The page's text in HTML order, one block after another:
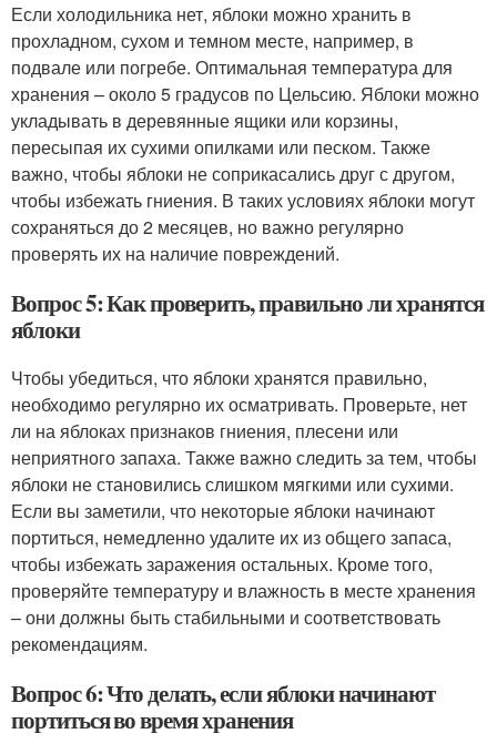
Если холодильника нет, яблоки можно хранить в
прохладном, сухом и темном месте, например, в
подвале или погребе. Оптимальная температура для
хранения – около 5 градусов по Цельсию. Яблоки можно
укладывать в деревянные ящики или корзины,
пересыпая их сухими опилками или песком. Также
важно, чтобы яблоки не соприкасались друг с другом,
чтобы избежать гниения. В таких условиях яблоки могут
сохраняться до 2 месяцев, но важно регулярно
проверять их на наличие повреждений.
Вопрос 5: Как проверить, правильно ли хранятся
яблоки
Чтобы убедиться, что яблоки хранятся правильно,
необходимо регулярно их осматривать. Проверьте, нет
ли на яблоках признаков гниения, плесени или
неприятного запаха. Также важно следить за тем, чтобы
яблоки не становились слишком мягкими или сухими.
Если вы заметили, что некоторые яблоки начинают
портиться, немедленно удалите их из общего запаса,
чтобы избежать заражения остальных. Кроме того,
проверяйте температуру и влажность в месте хранения
– они должны быть стабильными и соответствовать
рекомендациям.
Вопрос 6: Что делать, если яблоки начинают
портиться во время хранения